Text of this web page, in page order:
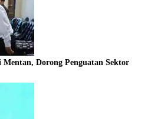
Dorong Penguatan Sektor